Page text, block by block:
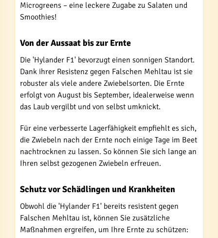
Microgreens – eine leckere Zugabe zu Salaten und
Smoothies!
Von der Aussaat bis zur Ernte
Die 'Hylander F1' bevorzugt einen sonnigen Standort.
Dank ihrer Resistenz gegen Falschen Mehltau ist sie
robuster als viele andere Zwiebelsorten. Die Ernte
erfolgt von August bis September, idealerweise wenn
das Laub vergilbt und von selbst umknickt.
Für eine verbesserte Lagerfähigkeit empfiehlt es sich,
die Zwiebeln nach der Ernte noch einige Tage im Beet
nachtrocknen zu lassen. So können Sie sich lange an
Ihren selbst gezogenen Zwiebeln erfreuen.
Schutz vor Schädlingen und Krankheiten
Obwohl die 'Hylander F1' bereits resistent gegen
Falschen Mehltau ist, können Sie zusätzliche
Maßnahmen ergreifen, um Ihre Ernte zu schützen: